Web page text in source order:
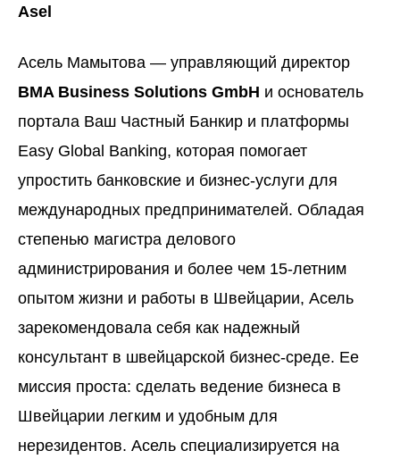
Asel
Асель Мамытова — управляющий директор
BMA Business Solutions GmbH и основатель
портала Ваш Частный Банкир и платформы
Easy Global Banking, которая помогает
упростить банковские и бизнес-услуги для
международных предпринимателей. Обладая
степенью магистра делового
администрирования и более чем 15-летним
опытом жизни и работы в Швейцарии, Асель
зарекомендовала себя как надежный
консультант в швейцарской бизнес-среде. Ее
миссия проста: сделать ведение бизнеса в
Швейцарии легким и удобным для
нерезидентов. Асель специализируется на